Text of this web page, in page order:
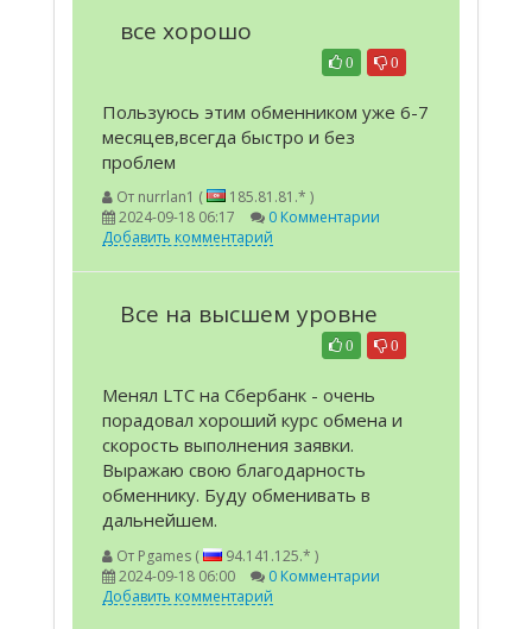
все хорошо
0
0
Пользуюсь этим обменником уже 6-7
месяцев,всегда быстро и без
проблем
От nurrlan1 (
185.81.81.* )
2024-09-18 06:17
0 Комментарии
Добавить комментарий
Все на высшем уровне
0
0
Менял LTC на Сбербанк - очень
порадовал хороший курс обмена и
скорость выполнения заявки.
Выражаю свою благодарность
обменнику. Буду обменивать в
дальнейшем.
От Pgames (
94.141.125.* )
2024-09-18 06:00
0 Комментарии
Добавить комментарий